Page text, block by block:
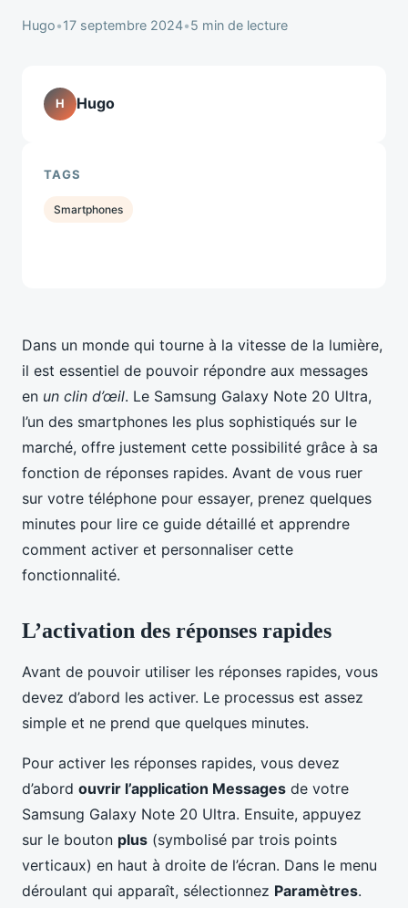
Hugo•17 septembre 2024•5 min de lecture
Dans un monde qui tourne à la vitesse de la lumière,
il est essentiel de pouvoir répondre aux messages
en un clin d’œil. Le Samsung Galaxy Note 20 Ultra,
l’un des smartphones les plus sophistiqués sur le
marché, offre justement cette possibilité grâce à sa
fonction de réponses rapides. Avant de vous ruer
sur votre téléphone pour essayer, prenez quelques
minutes pour lire ce guide détaillé et apprendre
comment activer et personnaliser cette
fonctionnalité.
L’activation des réponses rapides
Avant de pouvoir utiliser les réponses rapides, vous
devez d’abord les activer. Le processus est assez
simple et ne prend que quelques minutes.
Pour activer les réponses rapides, vous devez
d’abord ouvrir l’application Messages de votre
Samsung Galaxy Note 20 Ultra. Ensuite, appuyez
sur le bouton plus (symbolisé par trois points
verticaux) en haut à droite de l’écran. Dans le menu
déroulant qui apparaît, sélectionnez Paramètres.
H Hugo
TAGS
Smartphones